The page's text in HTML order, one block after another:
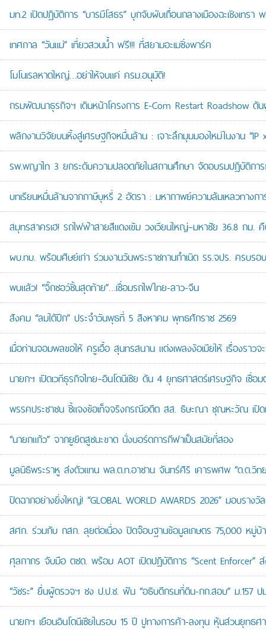
มท.2 เปิดปฏิบัติการ “บารมีโสธร” บุกจับผับเถื่อนกลางเมืองฉะเชิงเท
เทศกาล “วันแม่” เที่ยวสวนน้ำ ฟรี!!! ที่สยามอะเมซิ่งพาร์ค
โมโนเรลหาดใหญ่…อย่าให้จบแค่ ครม.อนุมัติ!
กรมพัฒนาธุรกิจฯ เดินหน้าโครงการ E-Com Restart Roadshow ดั
พลิกงานวิจัยบนหิ้งสู่เศรษฐกิจหมื่นล้าน : เจาะลึกมุมมองใหม่ในงาน “IP
รพ.พญาไท 3 ยกระดับความปลอดภัยในสถานศึกษา จัดอบรมปฏิบัติกา
บทเรียนหมื่นล้านจากภาษีบุหรี่ 2 อัตรา : มหากาพย์ความล้มเหลวทางก
สมุทรสาครเฮ! รถไฟฟ้าสายสีแดงเข้ม วงเวียนใหญ่–มหาชัย 36.8 ก
ผบ.ทบ. พร้อมศิษย์เก่า ร่วมงานวันพระราชทานกำเนิด รร.จปร. ครบ
พบแล้ว! “จิ๊กซอว์ชิ้นสุดท้าย”…เชื่อมรถไฟไทย-ลาว-จีน
สังคม “ลมใต้ปีก” ประจำวันพุธที่ 5 สิงหาคม พุทธศักราช 2569
เมื่อท่านจอมพลขอให้ ครูเอื้อ สุนทรสนาน แต่งเพลงง้อเมียให้ เรื่องราวจะ
นายกฯ เปิดเวทีธุรกิจไทย–อินโดนีเซีย ดัน 4 ยุทธศาสตร์เศรษฐกิจ เ
พรรคประชาชน ชี้แจงข้อเท็จจริงกรณีอดีต สส. ธิษะณา ชุณหะวัณ เปิด
“นายกแก้ว” จากยูยิตสูชนะขาด นั่งบอร์ดการกีฬาเป็นสมัยที่สอง
มูลนิธิพระราหู ส่งตัวแทน พล.ต.ท.อาชาน จันทร์ศิริ เคารพศพ “ด.ต.วิท
ปิดฉากอย่างยิ่งใหญ่! “GLOBAL WORLD AWARDS 2026” มอบรา
สศก. ร่วมกับ กสก. ลุยต่อเนื่อง ปิดจ๊อบฐานข้อมูลเกษตร 75,000 หมู่
ศุลกากร จับมือ ตชด. พร้อม AOT เปิดปฏิบัติการ “Scent Enforcer”
“วัชระ” ยื่นผู้ตรวจฯ ชง ป.ป.ช. ฟัน “อธิบดีกรมที่ดิน-กก.สอบ” ม.157 ป
นายกฯ เยือนอินโดนีเซียในรอบ 15 ปี ปูทางการค้า-ลงทุน หุ้นส่วนยุทธศ